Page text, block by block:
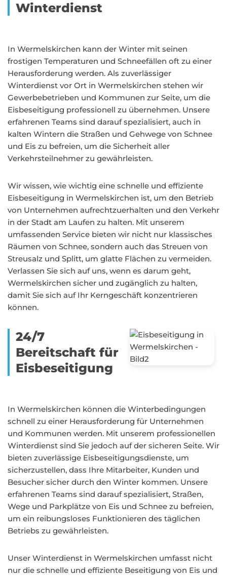
Winterdienst
In Wermelskirchen kann der Winter mit seinen
frostigen Temperaturen und Schneefällen oft zu einer
Herausforderung werden. Als zuverlässiger
Winterdienst vor Ort in Wermelskirchen stehen wir
Gewerbebetrieben und Kommunen zur Seite, um die
Eisbeseitigung professionell zu übernehmen. Unsere
erfahrenen Teams sind darauf spezialisiert, auch in
kalten Wintern die Straßen und Gehwege von Schnee
und Eis zu befreien, um die Sicherheit aller
Verkehrsteilnehmer zu gewährleisten.
Wir wissen, wie wichtig eine schnelle und effiziente
Eisbeseitigung in Wermelskirchen ist, um den Betrieb
von Unternehmen aufrechtzuerhalten und den Verkehr
in der Stadt am Laufen zu halten. Mit unserem
umfassenden Service bieten wir nicht nur klassisches
Räumen von Schnee, sondern auch das Streuen von
Streusalz und Splitt, um glatte Flächen zu vermeiden.
Verlassen Sie sich auf uns, wenn es darum geht,
Wermelskirchen sicher und zugänglich zu halten,
damit Sie sich auf Ihr Kerngeschäft konzentrieren
können.
24/7
Bereitschaft für
Eisbeseitigung
In Wermelskirchen können die Winterbedingungen
schnell zu einer Herausforderung für Unternehmen
und Kommunen werden. Mit unserem professionellen
Winterdienst sind Sie jedoch auf der sicheren Seite. Wir
bieten zuverlässige Eisbeseitigungsdienste, um
sicherzustellen, dass Ihre Mitarbeiter, Kunden und
Besucher sicher durch den Winter kommen. Unsere
erfahrenen Teams sind darauf spezialisiert, Straßen,
Wege und Parkplätze von Eis und Schnee zu befreien,
um ein reibungsloses Funktionieren des täglichen
Betriebs zu gewährleisten.
Unser Winterdienst in Wermelskirchen umfasst nicht
nur die schnelle und effiziente Beseitigung von Eis und